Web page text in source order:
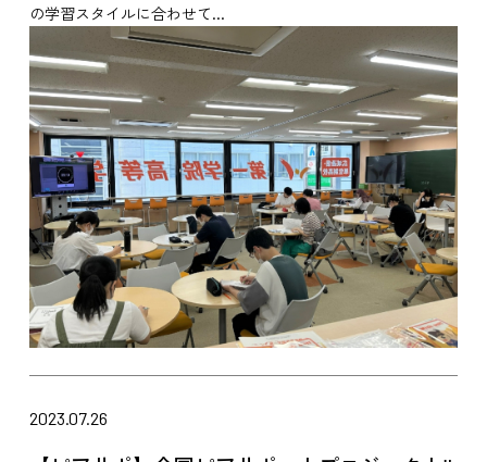
の学習スタイルに合わせて...
2023.07.26